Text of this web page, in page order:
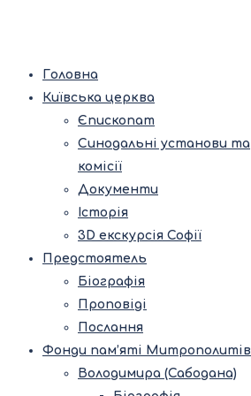
Головна
Київська церква
Єпископат
Синодальні установи та
комісії
Документи
Історія
3D екскурсія Софії
Предстоятель
Біографія
Проповіді
Послання
Фонди пам’яті Митрополитів
Володимира (Сабодана)